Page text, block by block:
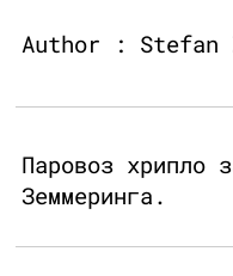
Author : Stefan
Паровоз хрипло
Земмеринга.